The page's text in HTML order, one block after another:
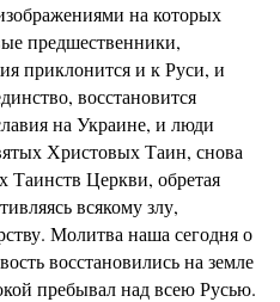
на которых
предшественники,
приклонится и к Руси, и
восстановится
на Украине, и люди
Христовых Таин, снова
Таинств Церкви, обретая
всякому злу,
Молитва наша сегодня о
восстановились на земле
пребывал над всею Русью.